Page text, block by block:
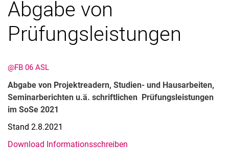
Abgabe von
Prüfungsleistungen
@FB 06 ASL
Abgabe von Projektreadern, Studien- und Hausarbeiten,
Seminarberichten u.ä. schriftlichen Prüfungsleistungen
im SoSe 2021
Stand 2.8.2021
Download Informationsschreiben